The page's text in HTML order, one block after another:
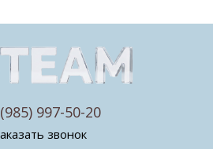
звонок
997-50-20